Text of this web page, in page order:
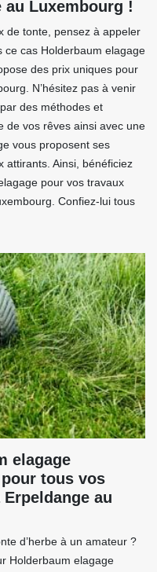
au Luxembourg !
de tonte, pensez à appeler
ce cas Holderbaum elagage
des prix uniques pour
N’hésitez pas à venir
des méthodes et
de vos rêves ainsi avec une
vous proposent ses
attirants. Ainsi, bénéficiez
pour vos travaux
Confiez-lui tous
elagage
tous vos
au
d’herbe à un amateur ?
Holderbaum elagage